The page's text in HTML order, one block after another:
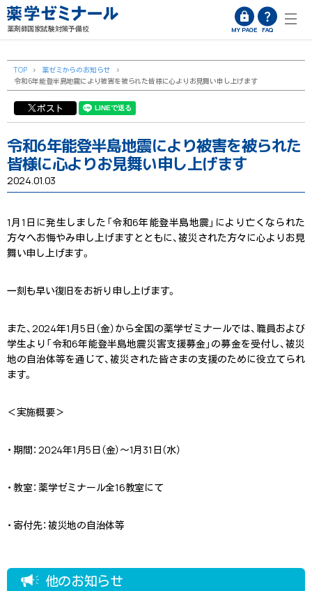
薬剤師国家試験対策予備校 FAQ
MY PAGE
TOP > 薬ゼミからのお知らせ
>
令和6年能登半島地震により被害を被られた皆様に心よりお見舞い申し上げます
ポスト
令和6年能登半島地震により被害を被られた
皆様に心よりお見舞い申し上げます
2024.01.03
1月1日に発生しました「令和6年能登半島地震」により亡くなられた
方々へお悔やみ申し上げますとともに、被災された方々に心よりお見
舞い申し上げます。
一刻も早い復旧をお祈り申し上げます。
また、2024年1月5日（金）から全国の薬学ゼミナールでは、職員および
学生より「令和6年能登半島地震災害支援募金」の募金を受付し、被災
地の自治体等を通じて、被災された皆さまの支援のために役立てられ
ます。
＜実施概要＞
・ 期間： 2024年1月5日（金）～1月31日（水）
・ 教室： 薬学ゼミナール全16教室にて
・ 寄付先： 被災地の自治体等
他のお知らせ